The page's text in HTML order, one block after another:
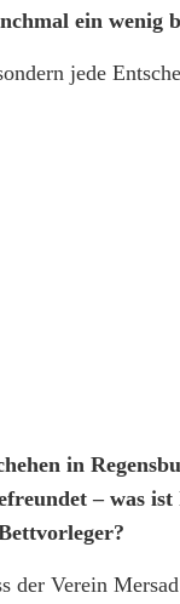
ein wenig
jede
in
– was
der Verein